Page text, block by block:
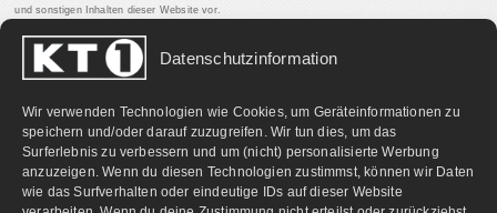
Datenschutzinformation
Wir verwenden Technologien wie Cookies, um Geräteinformationen zu
speichern und/oder darauf zuzugreifen. Wir tun dies, um das
Surferlebnis zu verbessern und um (nicht) personalisierte Werbung
anzuzeigen. Wenn du diesen Technologien zustimmst, können wir Daten
wie das Surfverhalten oder eindeutige IDs auf dieser Website
und sonstigen Inhalten dieser Website vor.
PARTNERLINKS: